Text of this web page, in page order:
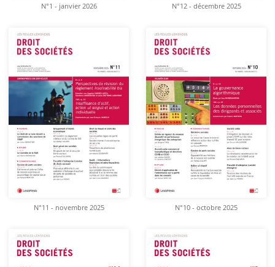
N°1 - janvier 2026 N°12 - décembre 2025
N°11 - novembre 2025 N°10 - octobre 2025